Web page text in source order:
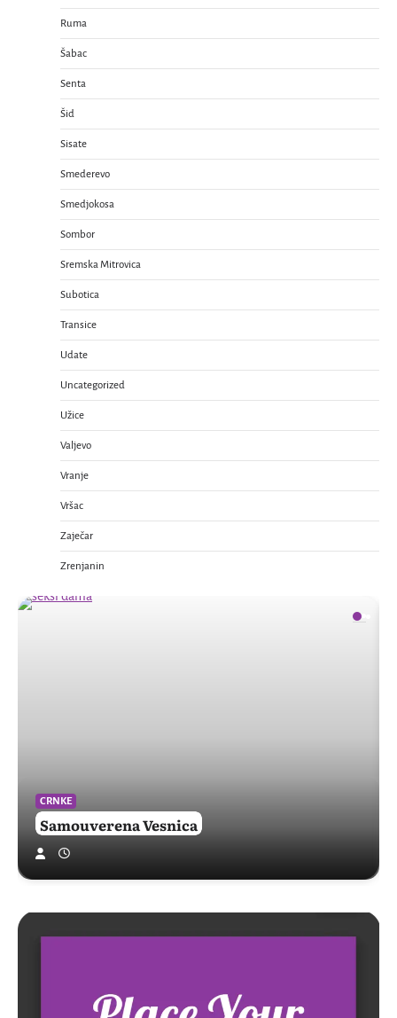
Ruma
Šabac
Senta
Šid
Sisate
Smederevo
Smedjokosa
Sombor
Sremska Mitrovica
Subotica
Transice
Udate
Uncategorized
Užice
Valjevo
Vranje
Vršac
Zaječar
Zrenjanin
CRNKE
Samouverena Vesnica